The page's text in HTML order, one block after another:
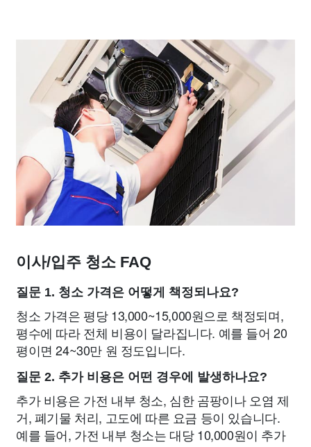
이사/입주 청소 FAQ
질문 1. 청소 가격은 어떻게 책정되나요?
청소 가격은 평당 13,000~15,000원으로 책정되며,
평수에 따라 전체 비용이 달라집니다. 예를 들어 20
평이면 24~30만 원 정도입니다.
질문 2. 추가 비용은 어떤 경우에 발생하나요?
추가 비용은 가전 내부 청소, 심한 곰팡이나 오염 제
거, 폐기물 처리, 고도에 따른 요금 등이 있습니다.
예를 들어, 가전 내부 청소는 대당 10,000원이 추가